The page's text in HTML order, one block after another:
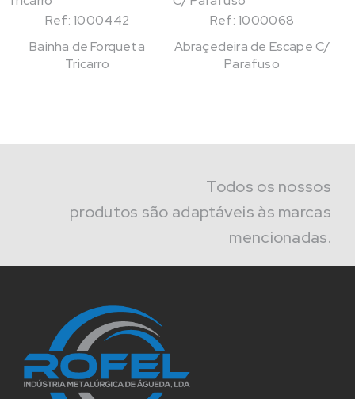
Ref: 1000442
Bainha de Forqueta
Tricarro
Ref: 1000068
Abraçedeira de Escape C/
Parafuso
Todos os nossos
produtos são adaptáveis às marcas
mencionadas.